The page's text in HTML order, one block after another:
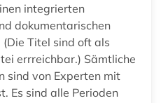
integrierten
dokumentarischen
Titel sind oft als
errreichbar.) Sämtliche
sind von Experten mit
Es sind alle Perioden